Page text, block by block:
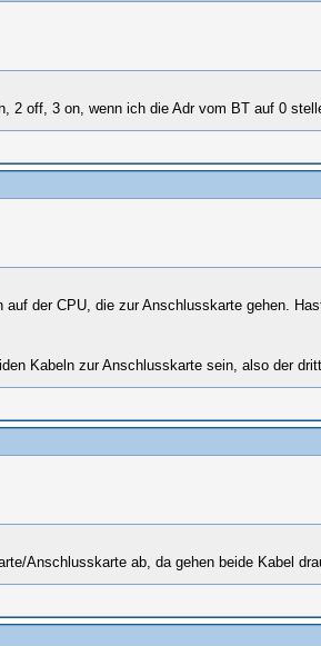
2 off, 3 on, wenn ich die Adr vom BT auf 0
auf der CPU, die zur Anschlusskarte gehen.
Kabeln zur Anschlusskarte sein, also der
Anschlusskarte ab, da gehen beide Kabel